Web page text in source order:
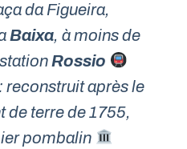
da Figueira,
Baixa, à moins de
Rossio
: reconstruit après le
de terre de 1755,
pombalin